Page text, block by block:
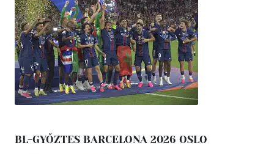
BL-GYŐZTES BARCELONA 2026 OSLO